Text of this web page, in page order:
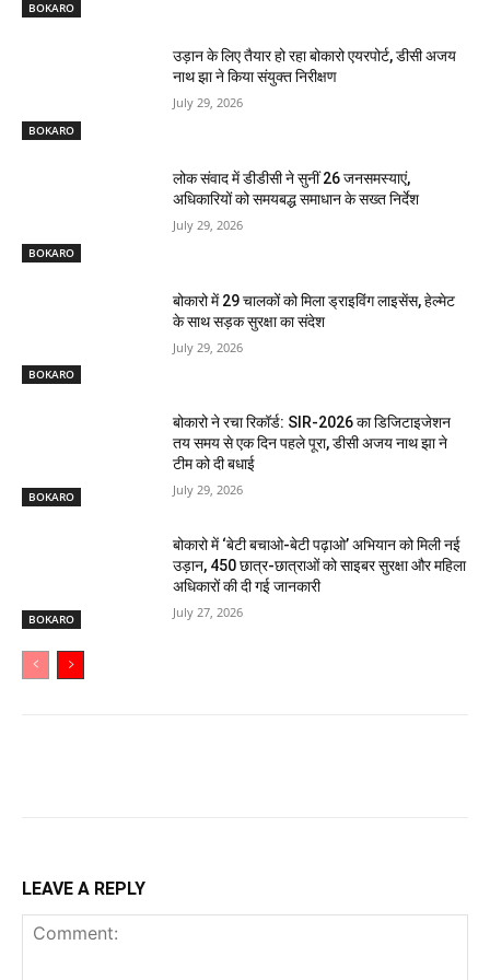
BOKARO
BOKARO
उड़ान के लिए तैयार हो रहा बोकारो एयरपोर्ट, डीसी अजय
नाथ झा ने किया संयुक्त निरीक्षण
July 29, 2026
BOKARO
लोक संवाद में डीडीसी ने सुनीं 26 जनसमस्याएं,
अधिकारियों को समयबद्ध समाधान के सख्त निर्देश
July 29, 2026
BOKARO
बोकारो में 29 चालकों को मिला ड्राइविंग लाइसेंस, हेल्मेट
के साथ सड़क सुरक्षा का संदेश
July 29, 2026
BOKARO
बोकारो ने रचा रिकॉर्ड: SIR-2026 का डिजिटाइजेशन
तय समय से एक दिन पहले पूरा, डीसी अजय नाथ झा ने
टीम को दी बधाई
July 29, 2026
BOKARO
बोकारो में ‘बेटी बचाओ-बेटी पढ़ाओ’ अभियान को मिली नई
उड़ान, 450 छात्र-छात्राओं को साइबर सुरक्षा और महिला
अधिकारों की दी गई जानकारी
July 27, 2026
LEAVE A REPLY